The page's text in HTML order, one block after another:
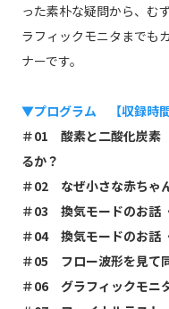
った素朴な疑問から、む
ラフィックモニタまでも
ナーです。
▼プログラム 【収録時間
＃01 酸素と二酸化炭素
るか？
＃02 なぜ小さな赤ちゃ
＃03 換気モードのお話
＃04 換気モードのお話
＃05 フロー波形を見て
＃06 グラフィックモニ